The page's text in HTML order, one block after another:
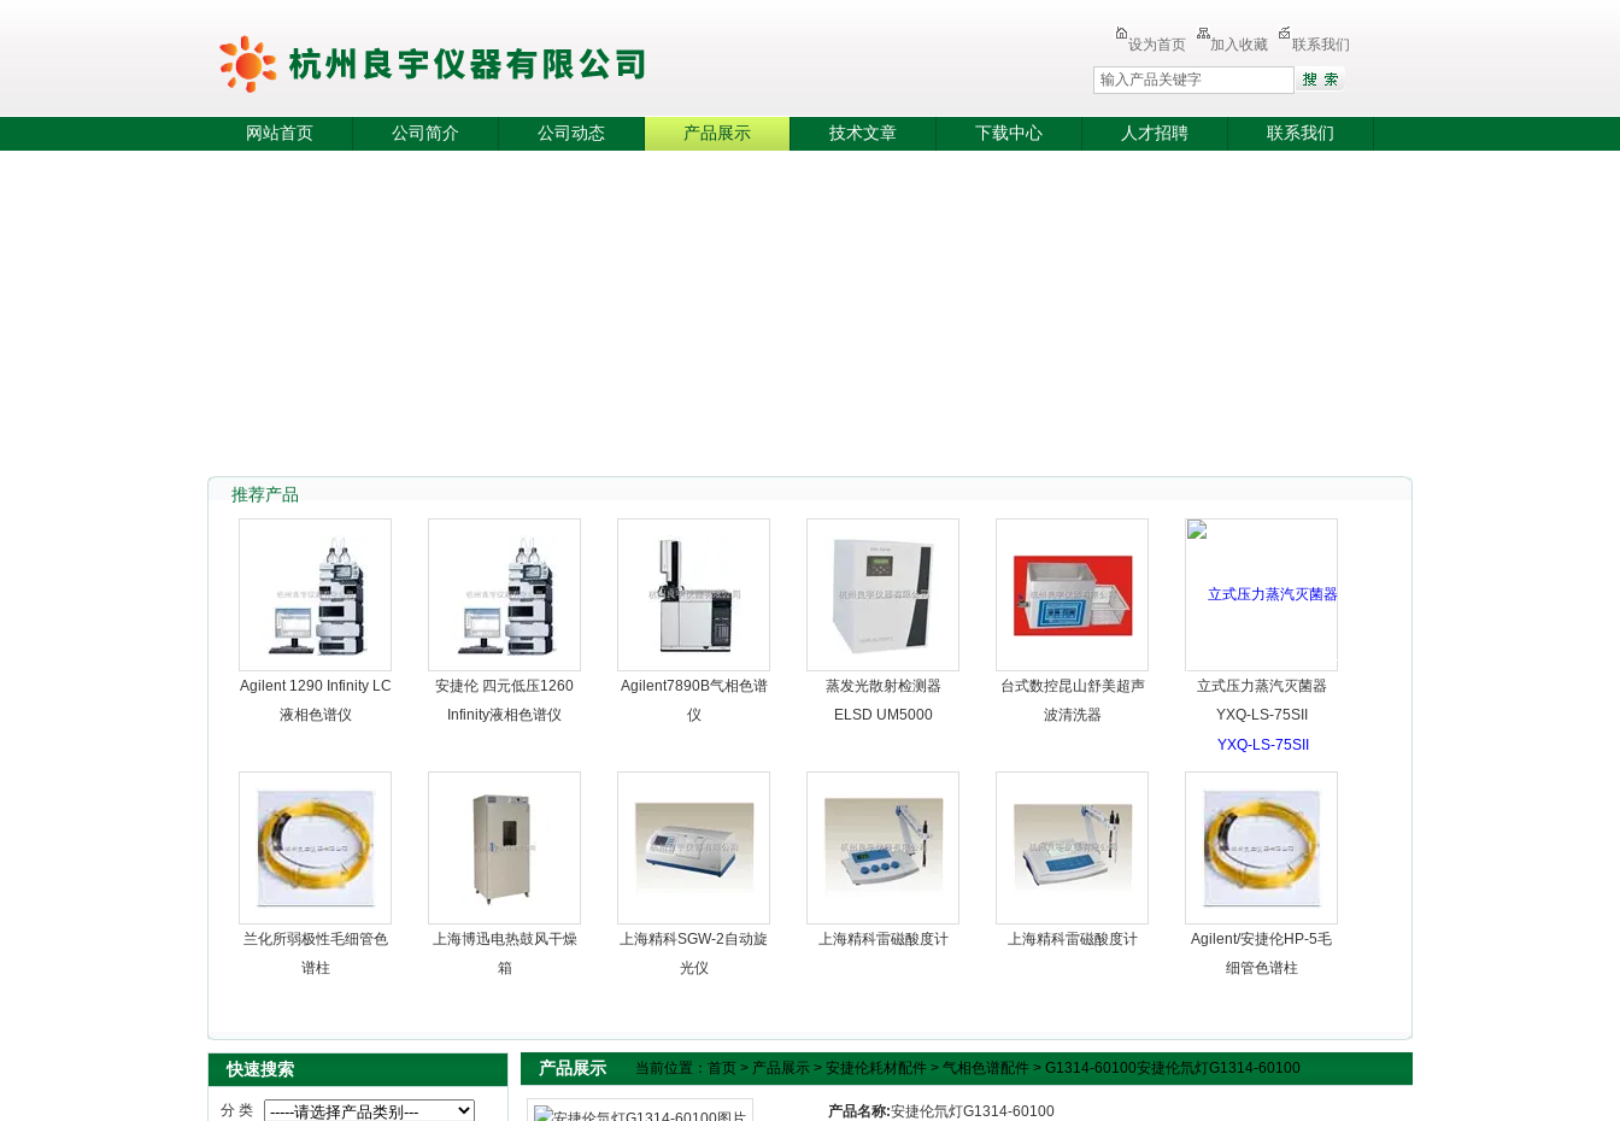
杭州良宇仪器有限公司
设为首页 加入收藏 联系我们
网站首页 公司简介 公司动态 产品展示 技术文章 下载中心 人才招聘 联系我们
推荐产品
Agilent 1290 Infinity LC
液相色谱仪
安捷伦 四元低压1260
Infinity液相色谱仪
Agilent7890B气相色谱
仪
蒸发光散射检测器
ELSD UM5000
台式数控昆山舒美超声
波清洗器
立式压力蒸汽灭菌器
YXQ-LS-75SII
兰化所弱极性毛细管色
谱柱
上海博迅电热鼓风干燥
箱
上海精科SGW-2自动旋
光仪
上海精科雷磁酸度计 上海精科雷磁酸度计
Agilent/安捷伦HP-5毛
细管色谱柱
快速搜索
分 类
产品展示 当前位置： 首页 > 产品展示 > 安捷伦耗材配件 > 气相色谱配件 > G1314-60100安捷伦氘灯G1314-60100
产品名称:安捷伦氘灯G1314-60100